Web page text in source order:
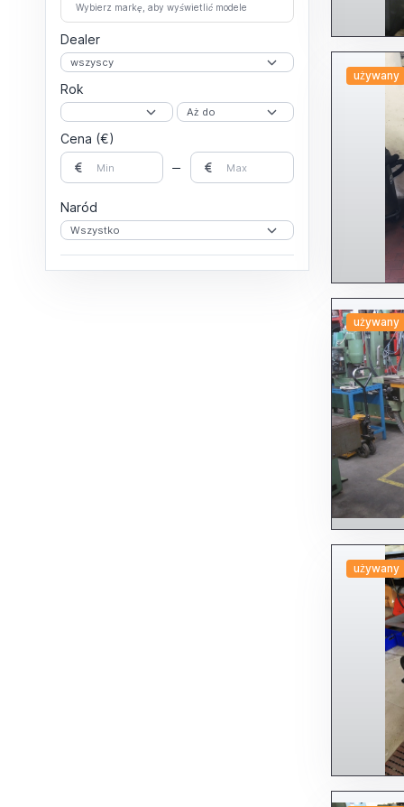
Do cylindrów
Obrabiarki elektroerozyjne
Inne Elektroerozja
Wglebne
Wire EDM
Plecenie warkoczy oplatania
Podajnik dla prętów
Dla Wielowrzecionowe
For fixed head
Polerki
Pozycjonerzy
Wybierz markę, aby wyświetlić modele
Dealer
Rok
Cena (€)
Naród
używany
używany
używany